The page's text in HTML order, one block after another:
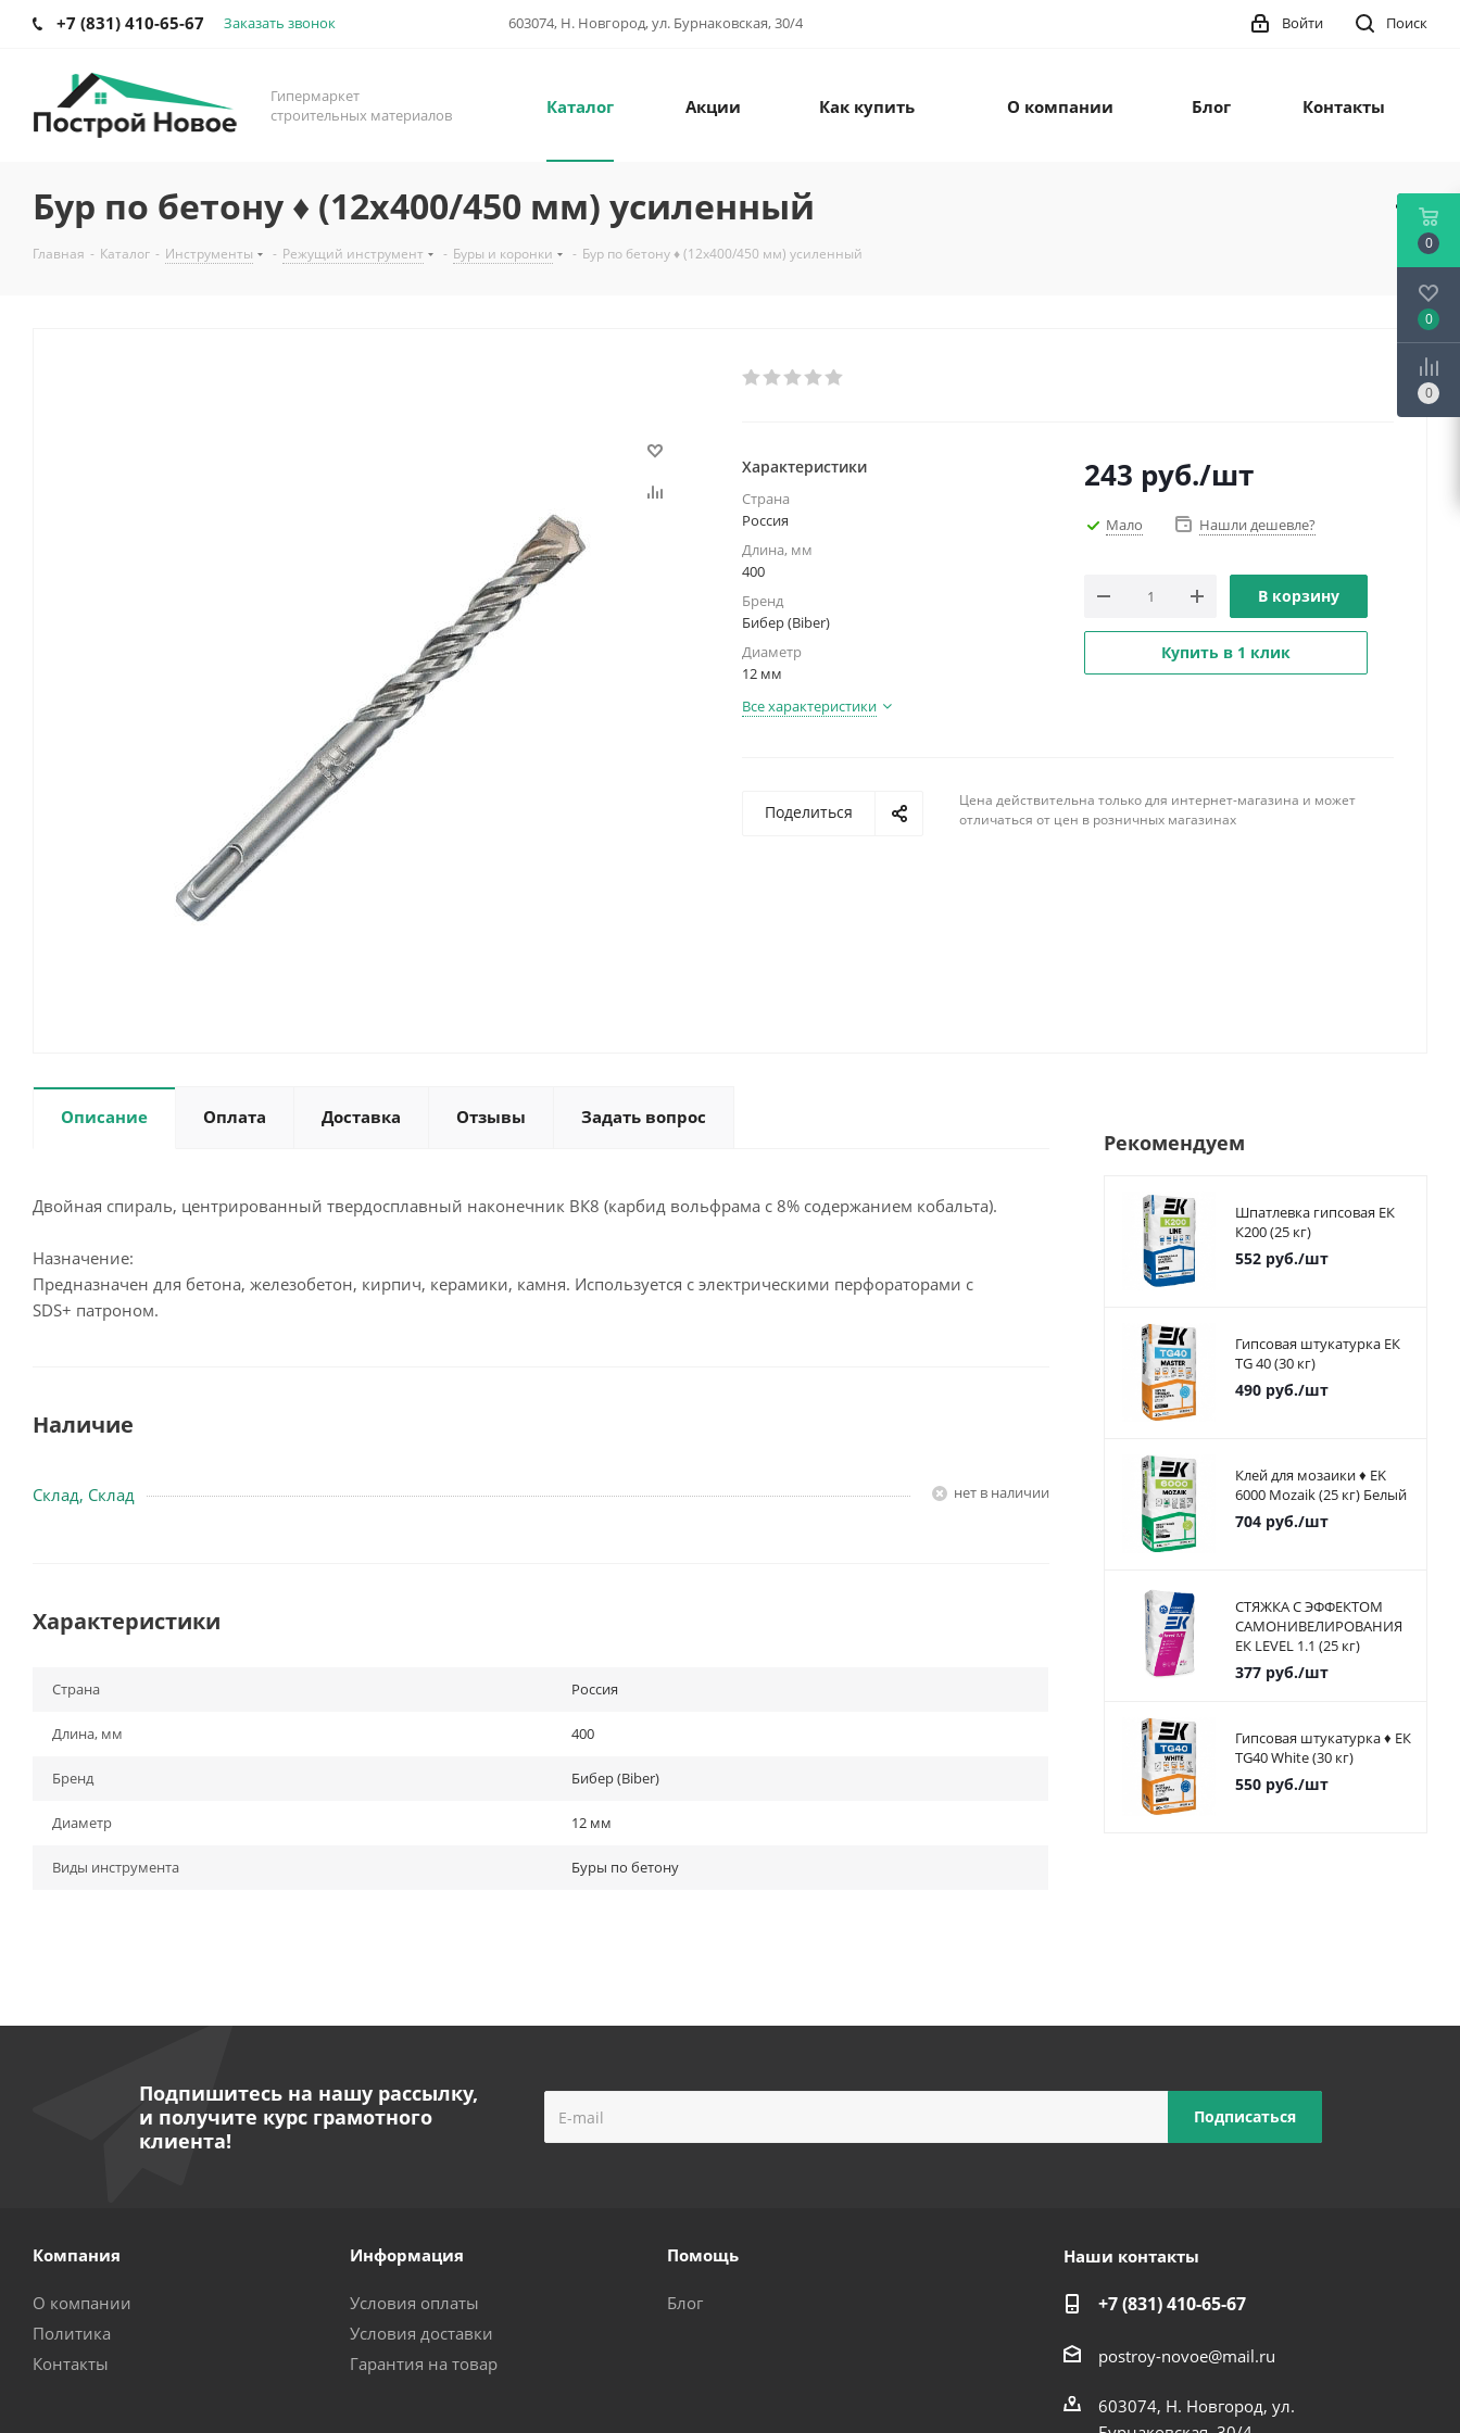
+7 (831) 410-65-67 Заказать звонок 603074, Н. Новгород, ул. Бурнаковская, 30/4 Поиск
Войти
Гипермаркет
строительных материалов
Каталог Акции Как купить О компании Блог Контакты
Бур по бетону ♦ (12х400/450 мм) усиленный
Главная - Каталог - Инструменты - Режущий инструмент - Буры и коронки - Бур по бетону ♦ (12х400/450 мм) усиленный
Характеристики
Страна
Россия
Длина, мм
400
Бренд
Бибер (Biber)
Диаметр
12 мм
Все характеристики
243 руб./шт
Мало Нашли дешевле?
В корзину
Купить в 1 клик
Поделиться
Цена действительна только для интернет-магазина и может
отличаться от цен в розничных магазинах
Описание Оплата Доставка Отзывы Задать вопрос
Двойная спираль, центрированный твердосплавный наконечник ВК8 (карбид вольфрама с 8% содержанием кобальта).
Назначение:
Предназначен для бетона, железобетон, кирпич, керамики, камня. Используется с электрическими перфораторами с
SDS+ патроном.
Наличие
Склад, Склад Нет в наличии
Характеристики
Страна Россия
Длина, мм 400
Бренд Бибер (Biber)
Диаметр 12 мм
Виды инструмента Буры по бетону
Рекомендуем
Шпатлевка гипсовая ЕК
К200 (25 кг)
552руб./шт
Гипсовая штукатурка ЕК
TG 40 (30 кг)
490руб./шт
Клей для мозаики ♦ EK
6000 Mozaik (25 кг) Белый
704руб./шт
СТЯЖКА С ЭФФЕКТОМ
САМОНИВЕЛИРОВАНИЯ
ЕК LEVEL 1.1 (25 кг)
377руб./шт
Гипсовая штукатурка ♦ ЕК
TG40 White (30 кг)
550руб./шт
Подпишитесь на нашу рассылку,
и получите курс грамотного
клиента!
Компания
О компании
Политика
Контакты
Информация
Условия оплаты
Условия доставки
Гарантия на товар
Помощь
Блог
Наши контакты
+7 (831) 410-65-67
postroy-novoe@mail.ru
603074, Н. Новгород, ул.
0
0
0